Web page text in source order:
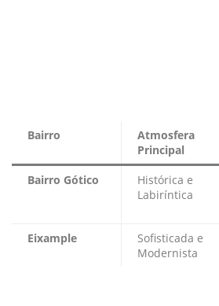
Bairro
Atmosfera
Principal
Bairro Gótico
Histórica e
Labiríntica
Eixample
Sofisticada e
Modernista